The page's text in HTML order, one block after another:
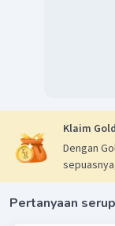
datang ke
Perancis, dan
Klaim
Dengan
Pertanyaan